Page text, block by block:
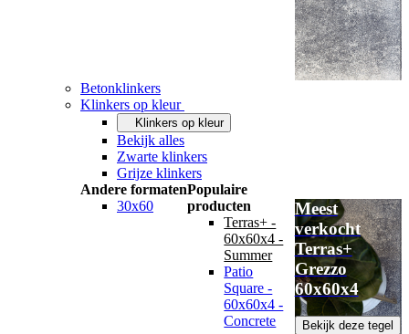
Betonklinkers
Klinkers op kleur
Klinkers op kleur
Bekijk alles
Zwarte klinkers
Grijze klinkers
Andere formaten
30x60
Populaire
producten
Terras+ -
60x60x4 -
Summer
Patio
Square -
60x60x4 -
Concrete
Meest
verkocht
Terras+
Grezzo
60x60x4
Bekijk deze tegel